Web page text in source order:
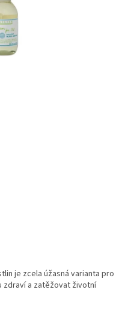
je zcela úžasná varianta pro
zdraví a zatěžovat životní